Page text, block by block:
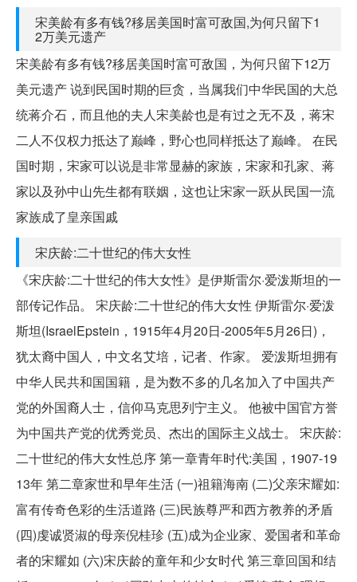
宋美龄有多有钱?移居美国时富可敌国,为何只留下1
2万美元遗产
宋美龄有多有钱?移居美国时富可敌国，为何只留下12万
美元遗产 说到民国时期的巨贪，当属我们中华民国的大总
统蒋介石，而且他的夫人宋美龄也是有过之无不及，蒋宋
二人不仅权力抵达了巅峰，野心也同样抵达了巅峰。 在民
国时期，宋家可以说是非常显赫的家族，宋家和孔家、蒋
家以及孙中山先生都有联姻，这也让宋家一跃从民国一流
家族成了皇亲国戚
宋庆龄:二十世纪的伟大女性
《宋庆龄:二十世纪的伟大女性》是伊斯雷尔·爱泼斯坦的一
部传记作品。 宋庆龄:二十世纪的伟大女性 伊斯雷尔·爱泼
斯坦(IsraelEpstein，1915年4月20日-2005年5月26日)，
犹太裔中国人，中文名艾培，记者、作家。 爱泼斯坦拥有
中华人民共和国国籍，是为数不多的几名加入了中国共产
党的外国裔人士，信仰马克思列宁主义。 他被中国官方誉
为中国共产党的优秀党员、杰出的国际主义战士。 宋庆龄:
二十世纪的伟大女性总序 第一章青年时代:美国，1907-19
13年 第二章家世和早年生活 (一)祖籍海南 (二)父亲宋耀如:
富有传奇色彩的生活道路 (三)民族尊严和西方教养的矛盾
(四)虔诚贤淑的母亲倪桂珍 (五)成为企业家、爱国者和革命
者的宋耀如 (六)宋庆龄的童年和少女时代 第三章回国和结